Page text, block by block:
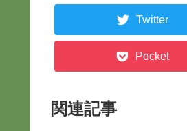
Twitter
Pocket
関連記事